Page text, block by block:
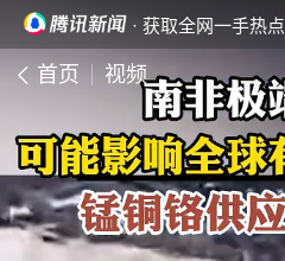
· 获取全网一手热点
首页 视频